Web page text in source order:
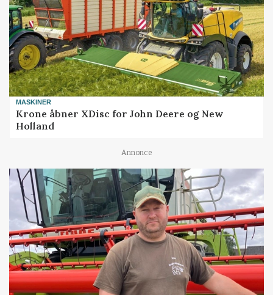
MASKINER
Krone åbner XDisc for John Deere og New
Holland
Annonce